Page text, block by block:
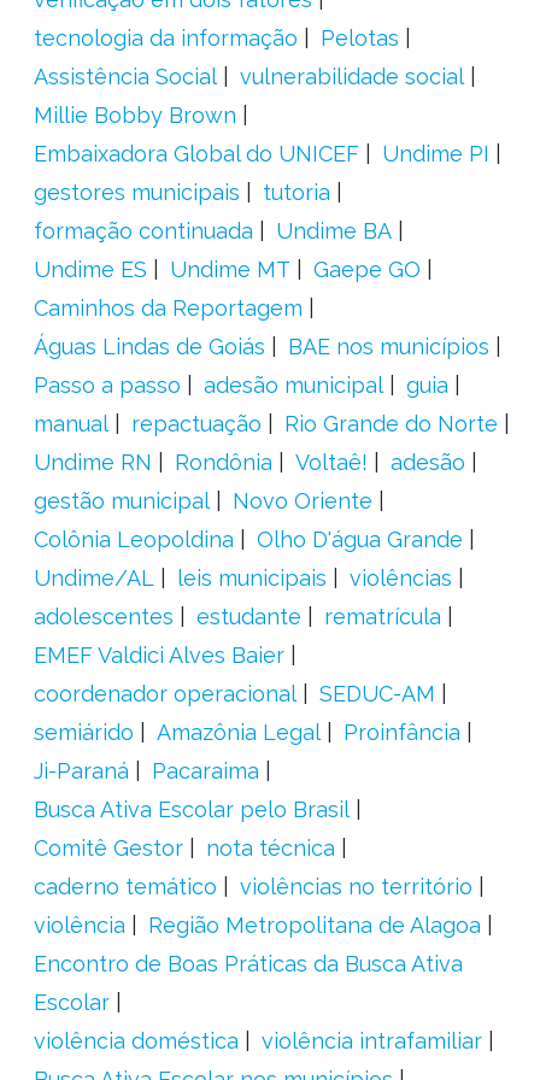
tecnologia da informação
Pelotas
Assistência Social
vulnerabilidade social
Millie Bobby Brown
Embaixadora Global do UNICEF
Undime PI
gestores municipais
tutoria
formação continuada
Undime BA
Undime ES
Undime MT
Gaepe GO
Caminhos da Reportagem
Águas Lindas de Goiás
BAE nos municípios
Passo a passo
adesão municipal
guia
manual
repactuação
Rio Grande do Norte
Undime RN
Rondônia Voltaê!
adesão
gestão municipal
Novo Oriente
Colônia Leopoldina
Olho D'água Grande
Undime/AL
leis municipais
violências
adolescentes
estudante
rematrícula
EMEF Valdici Alves Baier
coordenador operacional
SEDUC-AM
semiárido
Amazônia Legal
Proinfância
Ji-Paraná
Pacaraima
Busca Ativa Escolar pelo Brasil
Comitê Gestor
nota técnica
caderno temático
violências no território
violência
Região Metropolitana de Alagoa
Encontro de Boas Práticas da Busca Ativa
Escolar
violência doméstica
violência intrafamiliar